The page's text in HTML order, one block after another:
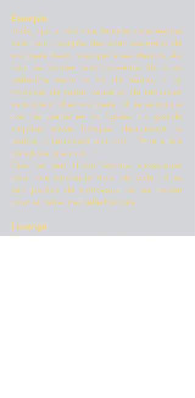
Exemple
Juda, qui a pris une femme cananéenne
sans tenir compte des avertissements de
son père Isaac, manque à ses devoirs. Au
lieu de donner son troisième fils à sa
belle-fille selon la loi du lévirat, il lui
ordonne de rester veuve et de retourner
sans avenir chez son père ; il ne se soucie
pas de perpétuer sa lignée. La grande
surprise arrive lorsque, découvrant la
réalité, il reconnaît son tort : "Elle a été
plus juste que moi..."
Dieu se sert d’une femme audacieuse
pour que survive la tribu de Juda : il se
sert parfois de morceaux de vie brisée
pour en faire une belle histoire…
Louange
Merci parce que tu choisis une femme